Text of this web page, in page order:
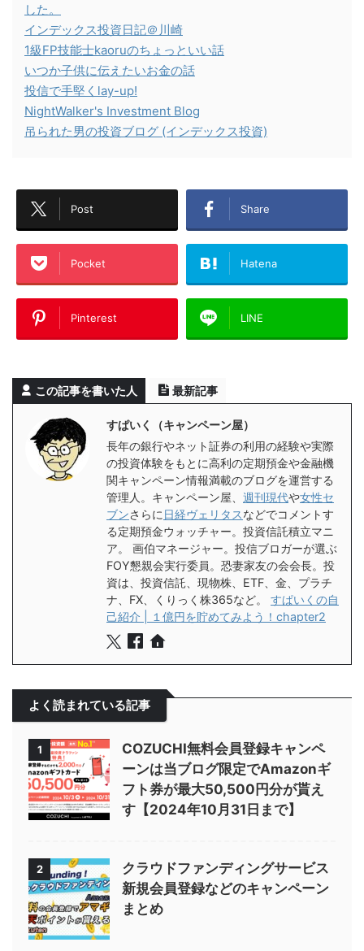
した。
インデックス投資日記＠川崎
1級FP技能士kaoruのちょっといい話
いつか子供に伝えたいお金の話
投信で手堅くlay-up!
NightWalker's Investment Blog
吊られた男の投資ブログ (インデックス投資)
Post Share
Pocket Hatena
Pinterest LINE
この記事を書いた人 最新記事
すぱいく（キャンペーン屋）
長年の銀行やネット証券の利用の経験や実際
の投資体験をもとに高利の定期預金や金融機
関キャンペーン情報満載のブログを運営する
管理人。キャンペーン屋、 週刊現代や女性セ
ブンさらに 日経ヴェリタスなどでコメントす
る定期預金ウォッチャー。投資信託積立マニ
ア。 画伯マネージャー。投信ブロガーが選ぶ
FOY懇親会実行委員。恐妻家友の会会長。投
資は、投資信託、現物株、ETF、金、プラチ
ナ、FX、くりっく株365など。 すぱいくの自
己紹介 | １億円を貯めてみよう！chapter2
よく読まれている記事
1
COZUCHI無料会員登録キャンペ
ーンは当ブログ限定でAmazonギ
フト券が最大50,500円分が貰え
す【2024年10月31日まで】
2
クラウドファンディングサービス
新規会員登録などのキャンペーン
まとめ